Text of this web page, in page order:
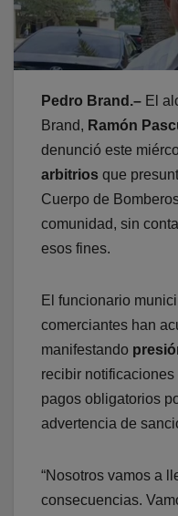
Pedro Brand.– El
Brand, Ramón
denunció este
arbitrios que
Cuerpo de
comunidad, sin
esos fines.
El funcionario
comerciantes han
manifestando
recibir
pagos obligatorios
advertencia de
“Nosotros vamos a
consecuencias.